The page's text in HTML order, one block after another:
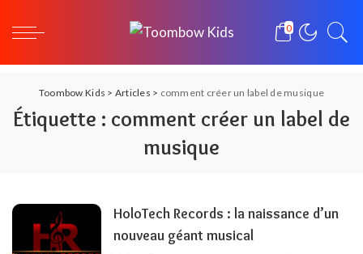
0
Toombow Kids > Articles > comment créer un label de musique
Étiquette : comment créer un label de
musique
HoloTech Records : la naissance d’un
nouveau géant musical